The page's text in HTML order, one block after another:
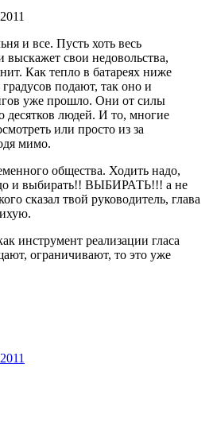
и все. Пусть хоть весь
выскажет свои недовольства,
Как тепло в батареях ниже
подают, так оно и
уже прошло. Они от силы
десятков людей. И то, многие
или просто из за
мимо.
общества. Ходить надо,
и выбирать!! ВЫБИРАТЬ!!! а не
сказал твой руководитель, глава
инструмент реализации гласа
ограничивают, то это уже